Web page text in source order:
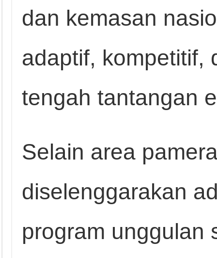
dan kemasan
adaptif, kompetitif,
tengah tantangan
Selain area
diselenggarakan
program unggulan